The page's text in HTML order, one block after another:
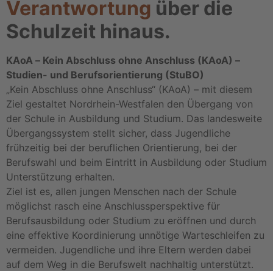
Verantwortung über die
Schulzeit hinaus.
KAoA – Kein Abschluss ohne Anschluss (KAoA) –
Studien- und Berufsorientierung (StuBO)
„Kein Abschluss ohne Anschluss“ (KAoA) – mit diesem
Ziel gestaltet Nordrhein-Westfalen den Übergang von
der Schule in Ausbildung und Studium. Das landesweite
Übergangssystem stellt sicher, dass Jugendliche
frühzeitig bei der beruflichen Orientierung, bei der
Berufswahl und beim Eintritt in Ausbildung oder Studium
Unterstützung erhalten.
Ziel ist es, allen jungen Menschen nach der Schule
möglichst rasch eine Anschlussperspektive für
Berufsausbildung oder Studium zu eröffnen und durch
eine effektive Koordinierung unnötige Warteschleifen zu
vermeiden. Jugendliche und ihre Eltern werden dabei
auf dem Weg in die Berufswelt nachhaltig unterstützt.